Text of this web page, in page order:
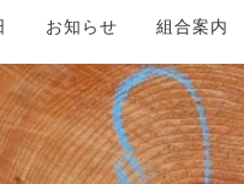
お知らせ 組合案内